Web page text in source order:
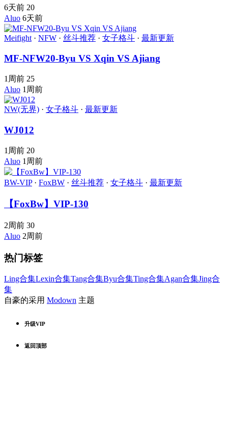
6天前 20
Aluo 6天前
Meifight · NFW · 丝斗推荐 · 女子格斗 · 最新更新
MF-NFW20-Byu VS Xqin VS Ajiang
1周前 25
Aluo 1周前
NW(无界) · 女子格斗 · 最新更新
WJ012
1周前 20
Aluo 1周前
BW-VIP· FoxBW · 丝斗推荐 · 女子格斗 · 最新更新
【FoxBw】VIP-130
2周前 30
Aluo 2周前
热门标签
Ling合集Lexin合集Tang合集Byu合集Ting合集Agan合集Jing合
集
自豪的采用 Modown 主题
升级VIP
返回顶部